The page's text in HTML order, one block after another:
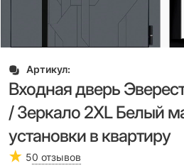
Артикул:
Входная дверь
/ Зеркало 2XL Белый
установки в квартиру
50 отзывов